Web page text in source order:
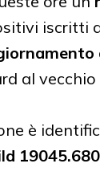
iscritti
al
è